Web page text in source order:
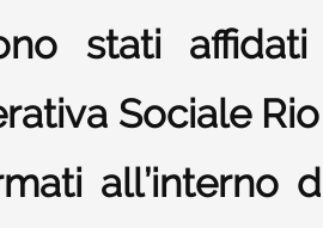
stati
Sociale
all’interno